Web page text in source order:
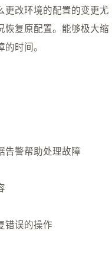
更改环境的配置的变更尤
恢复原配置。能够极大缩
时间。
告警帮助处理故障
错误的操作